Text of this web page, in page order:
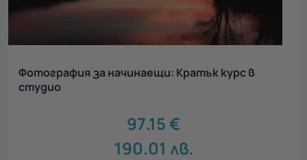
Фотография за начинаещи: Кратък курс в
студио
97.15€
190.01 лв.